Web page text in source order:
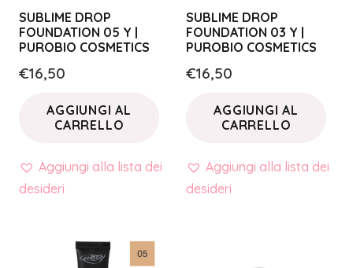
SUBLIME DROP
FOUNDATION 05 Y |
PUROBIO COSMETICS
€16,50
AGGIUNGI AL
CARRELLO
Aggiungi alla lista dei
desideri
SUBLIME DROP
FOUNDATION 03 Y |
PUROBIO COSMETICS
€16,50
AGGIUNGI AL
CARRELLO
Aggiungi alla lista dei
desideri